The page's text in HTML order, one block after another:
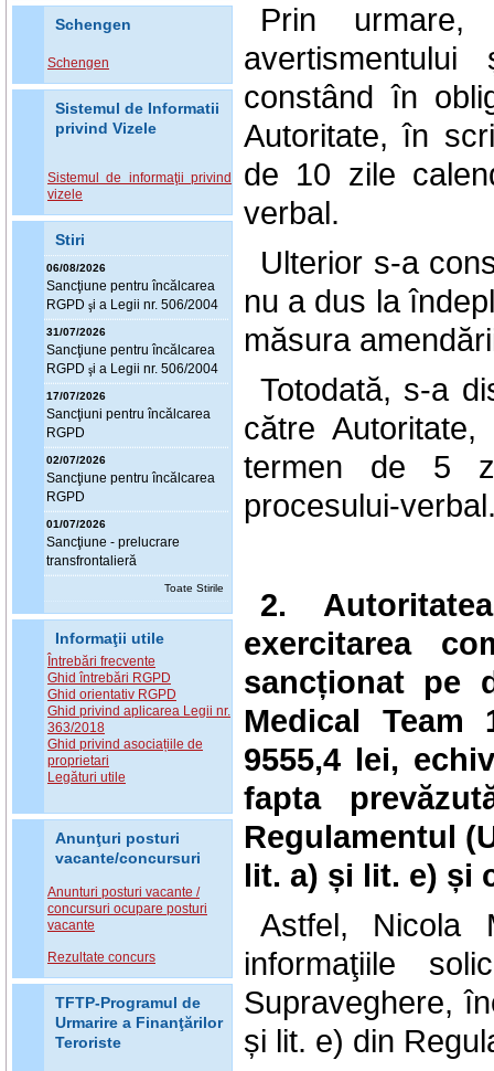
Schengen
Schengen
Sistemul de Informatii
privind Vizele
Sistemul de informaţii privind
vizele
Stiri
06/08/2026
Sancţiune pentru încălcarea
RGPD şi a Legii nr. 506/2004
31/07/2026
Sancţiune pentru încălcarea
RGPD şi a Legii nr. 506/2004
17/07/2026
Sancţiuni pentru încălcarea
RGPD
02/07/2026
Sancţiune pentru încălcarea
RGPD
01/07/2026
Sancţiune - prelucrare
transfrontalieră
Toate Stirile
Informaţii utile
Întrebări frecvente
Ghid întrebări RGPD
Ghid orientativ RGPD
Ghid privind aplicarea Legii nr.
363/2018
Ghid privind asociațiile de
proprietari
Legături utile
Anunţuri posturi
vacante/concursuri
Anunturi posturi vacante /
concursuri ocupare posturi
vacante
Rezultate concurs
TFTP-Programul de
Urmarire a Finanţărilor
Teroriste
Prin urmare,
constând în
Autoritate, în
de 10 zile
verbal.
Ulterior s-a
nu a dus la
măsura
Totodată, s-a
către
termen de 5
procesului-
2.
exercitarea
sancționat pe
Medical
9555,4 lei,
fapta
Regulamentul
lit. a) și lit. e) și
Astfel, Nicola
informaţiile
Supraveghere,
și lit. e) din